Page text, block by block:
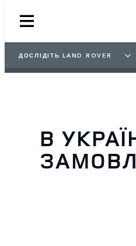
ДОСЛІДІТЬ LAND ROVER
В